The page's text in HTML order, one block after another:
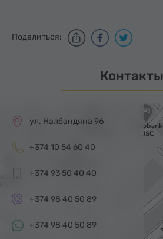
Поделиться:
Контакты
ул. Налбандяна 96
+374 10 54 60 40
+374 93 50 40 40
+374 98 40 50 89
+374 98 40 50 89